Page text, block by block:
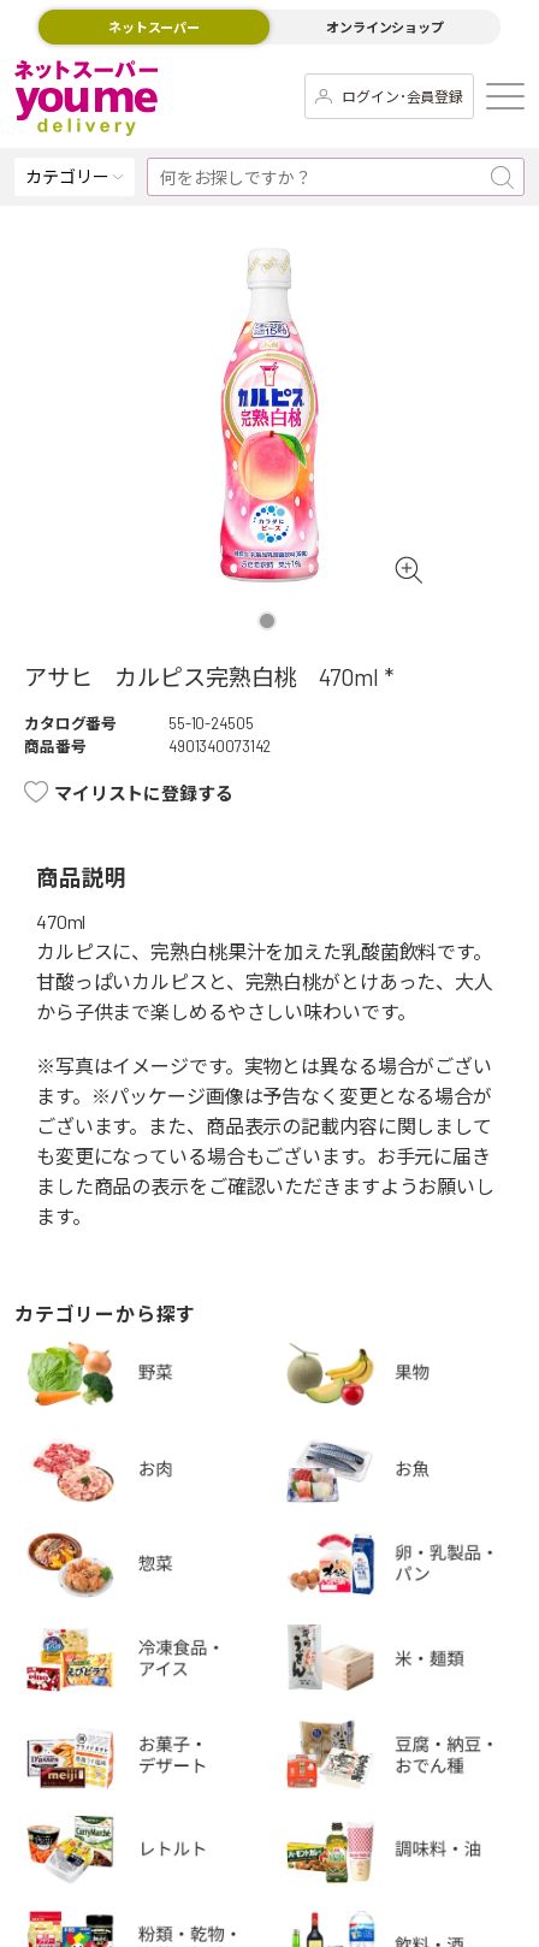
ネットスーパー オンラインショップ
ログイン･会員登録
カテゴリー
アサヒ カルピス完熟白桃 470ml *
カタログ番号
55-10-24505
商品番号
4901340073142
マイリストに登録する
商品説明
470ml
カルピスに、完熟白桃果汁を加えた乳酸菌飲料です。
甘酸っぱいカルピスと、完熟白桃がとけあった、大人
から子供まで楽しめるやさしい味わいです。
※写真はイメージです。実物とは異なる場合がござい
ます。※パッケージ画像は予告なく変更となる場合が
ございます。また、商品表示の記載内容に関しまして
も変更になっている場合もございます。お手元に届き
ました商品の表示をご確認いただきますようお願いし
ます。
カテゴリーから探す